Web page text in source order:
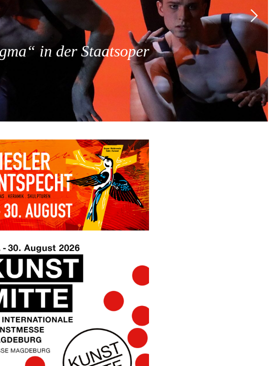
in der Staatsoper